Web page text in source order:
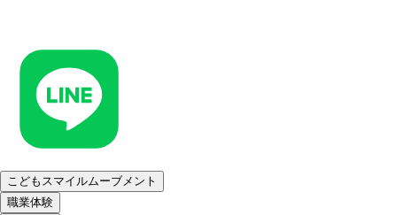
こどもスマイルムーブメント
職業体験